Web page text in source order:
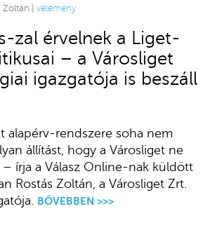
Zoltán | vélemény
zal érvelnek a Liget-
– a Városliget
igazgatója is beszáll
alapérv-rendszere soha nem
állítást, hogy a Városliget ne
írja a Válasz Online-nak küldött
Rostás Zoltán, a Városliget Zrt.
BŐVEBBEN >>>